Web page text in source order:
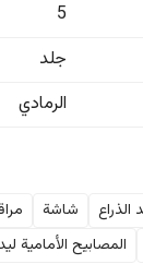
5
جلد
الرمادي
شاشة
المصابيح الأمامية ليد